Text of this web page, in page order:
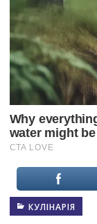
КУЛІНАРІЯ